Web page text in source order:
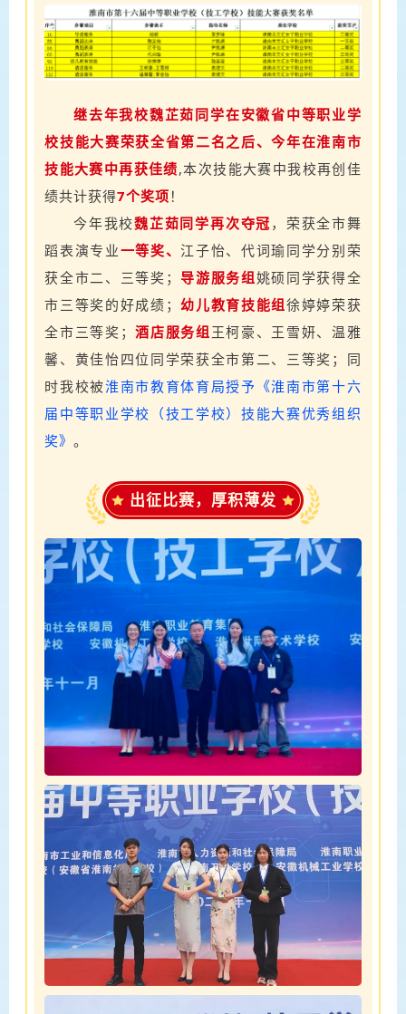
继去年我校魏芷茹同学在安徽省中等职业学
校技能大赛荣获全省第二名之后、今年在淮南市
技能大赛中再获佳绩,本次技能大赛中我校再创佳
绩共计获得7个奖项 ！
今年我校魏芷茹同学再次夺冠 ，荣获全市舞
蹈表演专业一等奖、江子怡、代词瑜同学分别荣
获全市二、三等奖； 导游服务组姚硕同学获得全
市三等奖的好成绩； 幼儿教育技能组徐婷婷荣获
全市三等奖 ； 酒店服务组 王柯豪、王雪妍、温雅
馨、黄佳怡四位同学荣获全市第二、三等奖；同
时我校被淮南市教育体育局授予《淮南市第十六
届中等职业学校（技工学校）技能大赛优秀组织
奖》。
出征比赛，厚积薄发